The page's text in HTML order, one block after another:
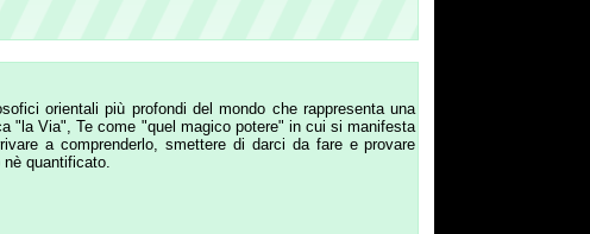
profondi del mondo che rappresenta una
"quel magico potere" in cui si manifesta